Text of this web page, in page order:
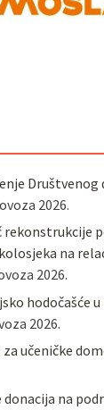
Društvenog
2026.
rekonstrukcije
na
2026.
hodočašće u
2026.
učeničke
na